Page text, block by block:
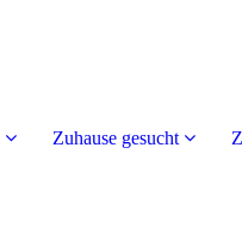
Zuhause gesucht